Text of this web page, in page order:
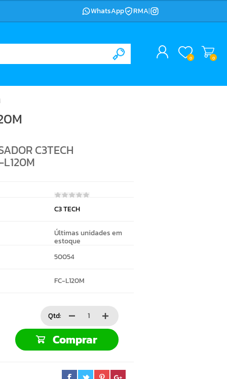
WhatsApp RMA|
0 0
C3TECH
L120M
C3 TECH
Últimas unidades em
estoque
50054
FC-L120M
Qtd:
Comprar